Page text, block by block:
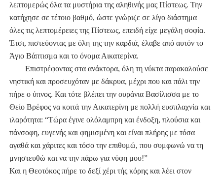
λεπτομερώς όλα τα μυστήρια της αληθινής μας Πίστεως. Την
κατήχησε σε τέτοιο βαθμό, ώστε γνώριζε σε λίγο διάστημα
όλες τις λεπτομέρειες της Πίστεως, επειδή είχε μεγάλη σοφία.
Έτσι, πιστεύοντας με όλη της την καρδιά, έλαβε από αυτόν το
Άγιο Βάπτισμα και το όνομα Αικατερίνα.
Επιστρέφοντας στα ανάκτορα, όλη τη νύκτα παρακαλούσε
νηστική και προσευχόταν με δάκρυα, μέχρι που και πάλι την
πήρε ο ύπνος. Και τότε βλέπει την ουράνια Βασίλισσα με το
Θείο Βρέφος να κοιτά την Αικατερίνη με πολλή ευσπλαχνία και
ιλαρότητα: “Τώρα έγινε ολόλαμπρη και ένδοξη, πλούσια και
πάνσοφη, ευγενής και φημισμένη και είναι πλήρης με τόσα
αγαθά και χάριτες και τόσο την επιθυμώ, που συμφωνώ να τη
μνηστευθώ και να την πάρω για νύφη μου!”
Και η Θεοτόκος πήρε το δεξί χέρι τής κόρης και λέει στον